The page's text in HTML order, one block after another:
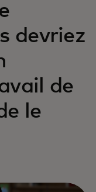
devriez
de
le